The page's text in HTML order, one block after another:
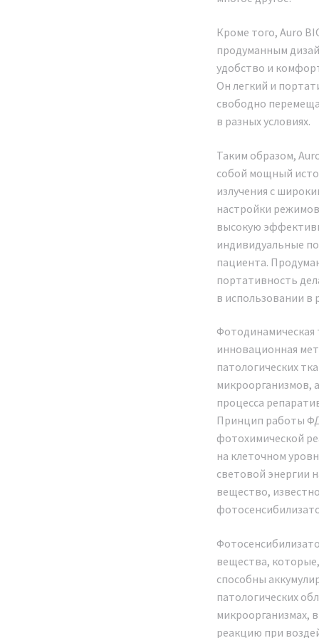
Мы
терапии
Мы являемся
завода,
аппараты на
Федерации. Наша
прямые поставки с
предоставляя
обслуживание на
гарантийного
Каждый владелец
светодиодной
терапии Auro BIO
получает полный
Предоставляется
Кроме того, Auro
продуманным
удобство и
Он легкий и
свободно
в разных условиях.
Таким образом,
собой мощный
излучения с
настройки
высокую
индивидуальные
пациента.
портативность
в использовании в
инновационная
патологических
микроорганизмов,
процесса
Принцип работы
фотохимической
на клеточном
световой энергии
вещество,
вещества,
способны
патологических
микроорганизмах,
реакцию при